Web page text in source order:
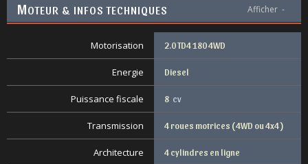
MOTEUR & INFOS TECHNIQUES Afficher -
Motorisation 2.0 TD4 180 4WD
Energie Diesel
Puissance fiscale 8 cv
Transmission 4 roues motrices ( 4WD ou 4x4 )
Architecture 4 cylindres en ligne